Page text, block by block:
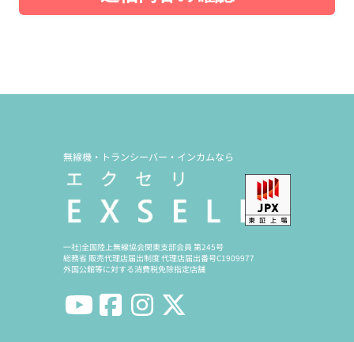
無線機・トランシーバー・インカムなら
一社)全国陸上無線協会関東支部会員 第245号
総務省 販売代理店届出制度 代理店届出番号C1909977
外国公館等に対する消費税免除指定店舗